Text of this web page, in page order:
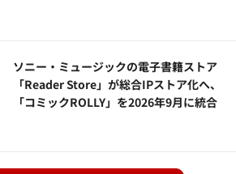
ソニー・ミュージックの電子書籍ストア
「Reader Store」が総合IPストア化へ、
「コミックROLLY」を2026年9月に統合